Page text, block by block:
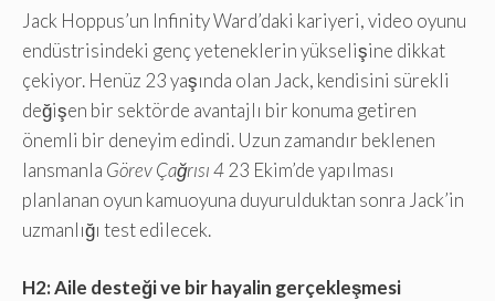
Jack Hoppus’un Infinity Ward’daki kariyeri, video oyunu
endüstrisindeki genç yeteneklerin yükselişine dikkat
çekiyor. Henüz 23 yaşında olan Jack, kendisini sürekli
değişen bir sektörde avantajlı bir konuma getiren
önemli bir deneyim edindi. Uzun zamandır beklenen
lansmanla Görev Çağrısı 4 23 Ekim’de yapılması
planlanan oyun kamuoyuna duyurulduktan sonra Jack’in
uzmanlığı test edilecek.
H2: Aile desteği ve bir hayalin gerçekleşmesi